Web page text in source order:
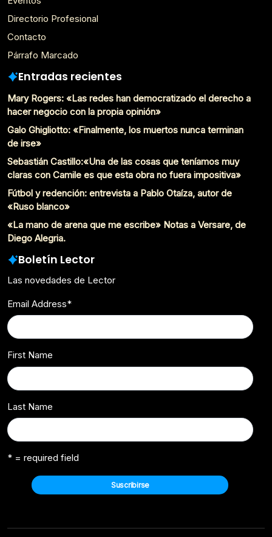
Directorio Profesional
Contacto
Párrafo Marcado
Entradas recientes
Mary Rogers: «Las redes han democratizado el derecho a
hacer negocio con la propia opinión»
Galo Ghigliotto: «Finalmente, los muertos nunca terminan
de irse»
Sebastián Castillo:«Una de las cosas que teníamos muy
claras con Camile es que esta obra no fuera impositiva»
Fútbol y redención: entrevista a Pablo Otaíza, autor de
«Ruso blanco»
«La mano de arena que me escribe» Notas a Versare, de
Diego Alegria.
Boletín Lector
Las novedades de Lector
Email Address*
First Name
Last Name
* = required field